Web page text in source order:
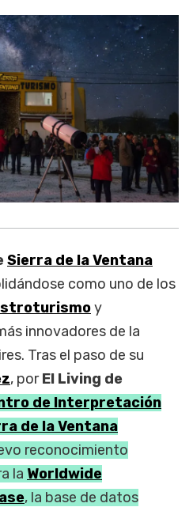
Sierra de la Ventana
como uno de los
y
innovadores de la
Tras el paso de su
, porEl Living de
de Interpretación
de la Ventana
reconocimiento
la Worldwide
, la base de datos